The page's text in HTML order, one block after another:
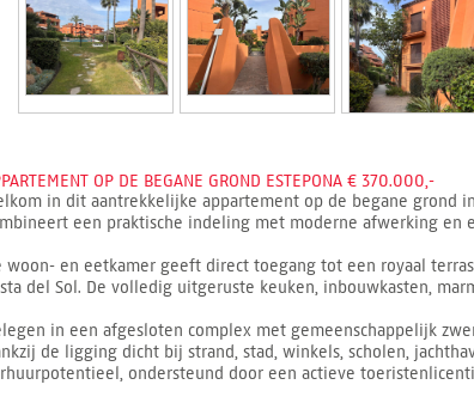
OP DE BEGANE GROND ESTEPONA € 370.000,-
in dit aantrekkelijke appartement op de begane grond
een praktische indeling met moderne afwerking en
woon- en eetkamer geeft direct toegang tot een royaal
del Sol. De volledig uitgeruste keuken, inbouwkasten,
in een afgesloten complex met gemeenschappelijk
de ligging dicht bij strand, stad, winkels, scholen,
ondersteund door een actieve